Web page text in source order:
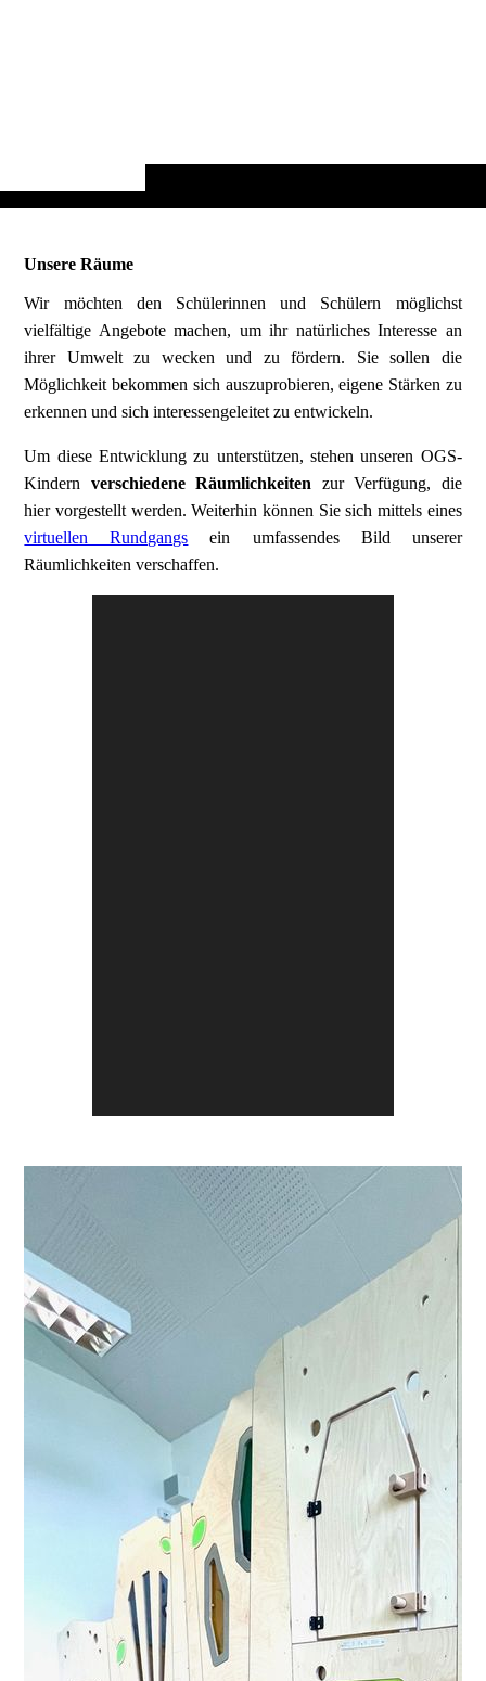
Unsere Räume
Wir möchten den Schülerinnen und Schülern möglichst
vielfältige Angebote machen, um ihr natürliches Interesse an
ihrer Umwelt zu wecken und zu fördern. Sie sollen die
Möglichkeit bekommen sich auszuprobieren, eigene Stärken zu
erkennen und sich interessengeleitet zu entwickeln.
Um diese Entwicklung zu unterstützen, stehen unseren OGS-
Kindern verschiedene Räumlichkeiten zur Verfügung, die
hier vorgestellt werden. Weiterhin können Sie sich mittels eines
virtuellen Rundgangs ein umfassendes Bild unserer
Räumlichkeiten verschaffen.